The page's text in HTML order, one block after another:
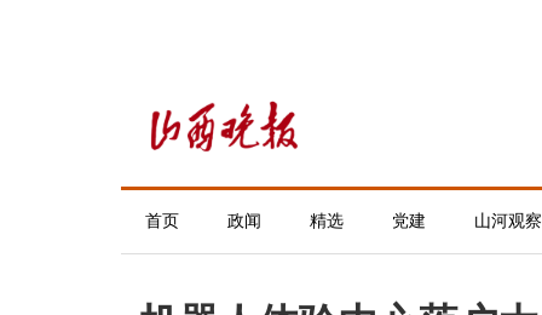
首页 政闻 精选 党建 山河观察